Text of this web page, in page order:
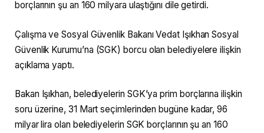
borçlarının şu an 160 milyara ulaştığını dile getirdi.
Çalışma ve Sosyal Güvenlik Bakanı Vedat Işıkhan Sosyal
Güvenlik Kurumu’na (SGK) borcu olan belediyelere ilişkin
açıklama yaptı.
Bakan Işıkhan, belediyelerin SGK’ya prim borçlarına ilişkin
soru üzerine, 31 Mart seçimlerinden bugüne kadar, 96
milyar lira olan belediyelerin SGK borçlarının şu an 160